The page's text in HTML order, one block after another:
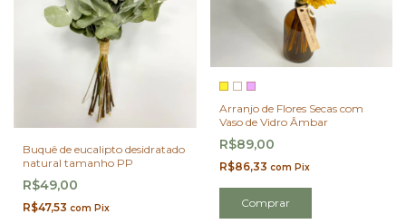
Buquê de eucalipto desidratado
natural tamanho PP
R$49,00
R$47,53 com Pix
Arranjo de Flores Secas com
Vaso de Vidro Âmbar
R$89,00
R$86,33 com Pix
Comprar